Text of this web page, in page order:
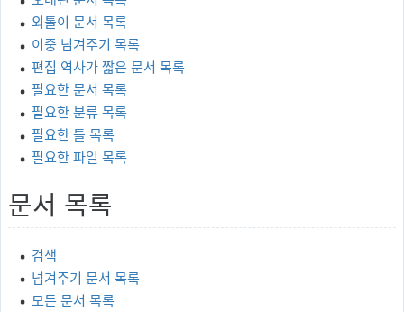
외톨이 문서 목록
이중 넘겨주기 목록
편집 역사가 짧은 문서 목록
필요한 문서 목록
필요한 분류 목록
필요한 틀 목록
필요한 파일 목록
문서 목록
검색
넘겨주기 문서 목록
모든 문서 목록